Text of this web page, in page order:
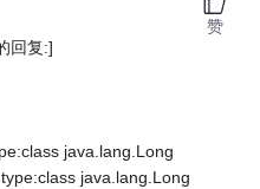
回复:]
java.lang.Long
java.lang.Long
赞